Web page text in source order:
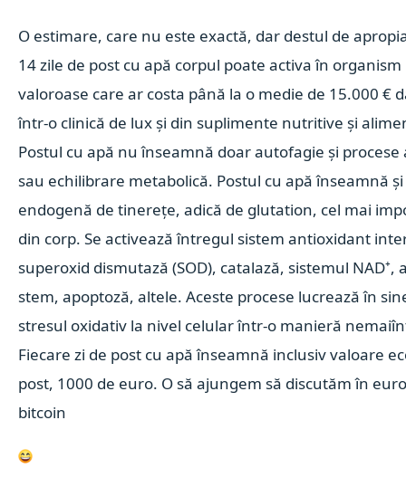
O estimare, care nu este exactă, dar destul de
14 zile de post cu apă corpul poate activa în
valoroase care ar costa până la o medie de 15.000 €
într-o clinică de lux și din suplimente nutritive și
Postul cu apă nu înseamnă doar autofagie și
sau echilibrare metabolică. Postul cu apă înseamnă
endogenă de tinerețe, adică de glutation, cel mai
din corp. Se activează întregul sistem antioxidant
superoxid dismutază (SOD), catalază, sistemul NAD⁺,
stem, apoptoză, altele. Aceste procese lucrează în
stresul oxidativ la nivel celular într-o manieră
Fiecare zi de post cu apă înseamnă inclusiv valoare
post, 1000 de euro. O să ajungem să discutăm în
bitcoin